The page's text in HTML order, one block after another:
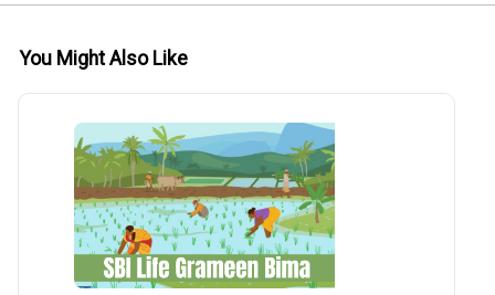
You Might Also Like